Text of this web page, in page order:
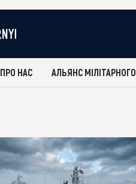
ПРО НАС АЛЬЯНС МІЛІТАРНОГО